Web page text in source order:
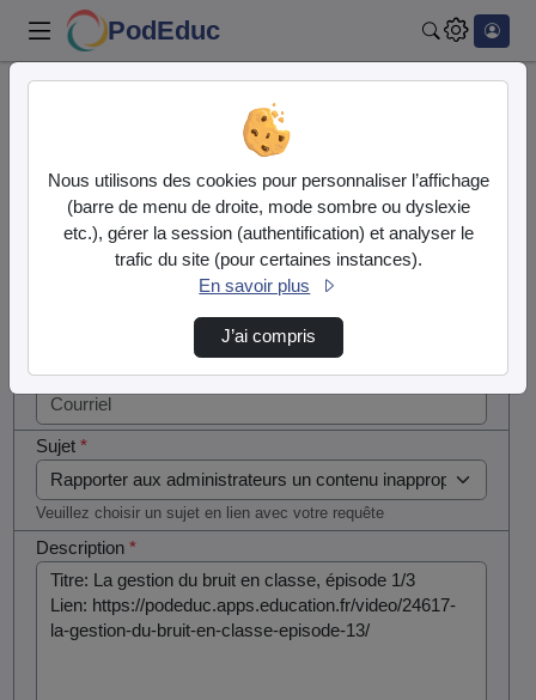
PodEduc
Contactez nous
Votre message
Courriel*
Sujet*
Veuillez choisir un sujet en lien avec votre requête
Description*
si vous
êtes un
humain en
Nous utilisons des cookies pour personnaliser l’affichage
(barre de menu de droite, mode sombre ou dyslexie
etc.), gérer la session (authentification) et analyser le
trafic du site (pour certaines instances).
En savoir plus
J’ai compris